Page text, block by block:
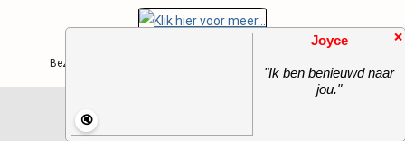
Bezoekers Online: 763 / Copyright 2000 - 2026 Opwindend.Net
🔇
Joyce
"Ik ben benieuwd naar
jou."
❌